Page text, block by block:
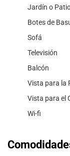
Jardín o
Botes de
Sofá
Televisión
Balcón
Vista para la
Vista para el
Wi-fi